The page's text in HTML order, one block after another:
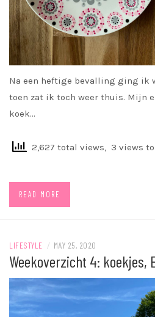
Na een heftige bevalling ging ik
toen zat ik toch weer thuis. Mijn
koek…
2,627 total views, 3 views
READ MORE
LIFESTYLE / MAY 25, 2020
Weekoverzicht 4: koekjes,